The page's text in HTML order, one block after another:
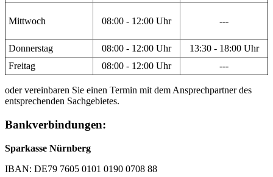
Mittwoch 08:00 - 12:00 Uhr ---
Donnerstag 08:00 - 12:00 Uhr
13:30 - 18:00 Uhr
Freitag
08:00 - 12:00 Uhr ---
oder vereinbaren Sie einen Termin mit dem Ansprechpartner des
entsprechenden Sachgebietes.
Bankverbindungen:
Sparkasse Nürnberg
IBAN: DE79 7605 0101 0190 0708 88